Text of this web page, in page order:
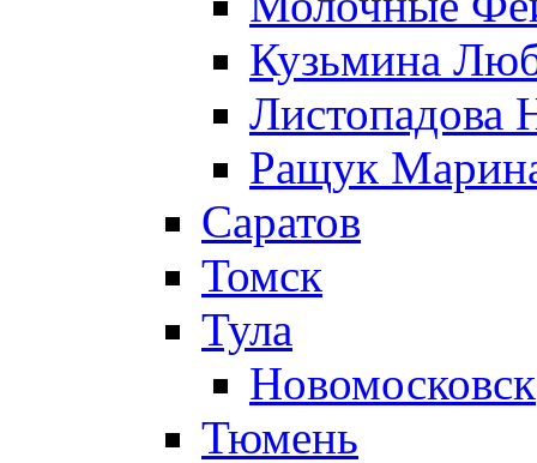
Кузьмина
Листопадова
Ращук
Саратов
Томск
Тула
Новомосковск
Тюмень